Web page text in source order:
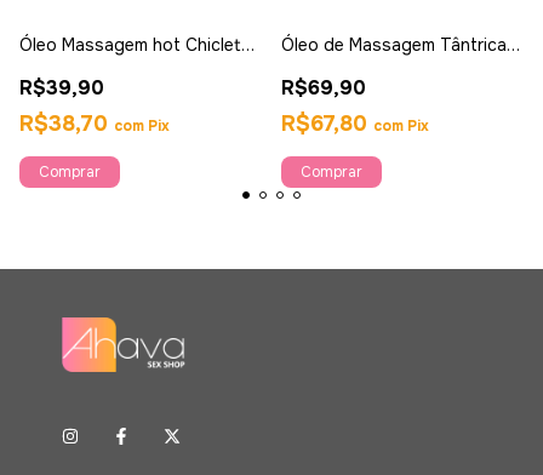
Óleo Massagem hot Chicletes
R$39,90
R$38,70 com Pix
Óleo de Massagem Tântrica
R$69,90
R$67,80 com Pix